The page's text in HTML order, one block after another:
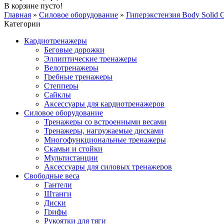
В корзине пусто!
Главная » Силовое оборудование » Гиперэкстензия Body Solid
Категории
Кардиотренажеры
Беговые дорожки
Эллиптические тренажеры
Велотренажеры
Гребные тренажеры
Степперы
Сайклы
Аксессуары для кардиотренажеров
Силовое оборудование
Тренажеры со встроенными весами
Тренажеры, нагружаемые дисками
Многофункциональные тренажеры
Скамьи и стойки
Мультистанции
Аксессуары для силовых тренажеров
Свободные веса
Гантели
Штанги
Диски
Грифы
Рукоятки для тяги